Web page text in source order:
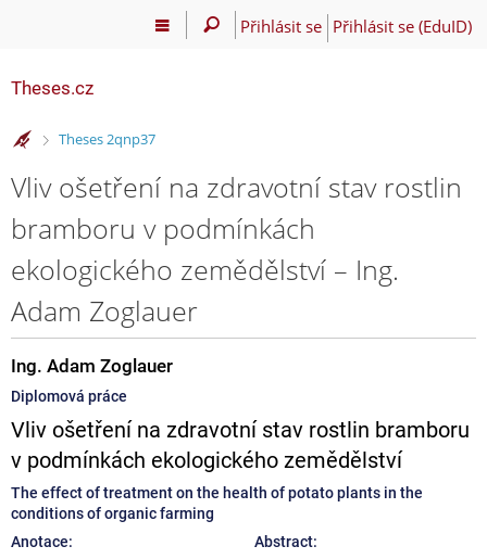
Přihlásit se Přihlásit se (EduID)
Theses.cz
>
Theses 2qnp37
Vliv ošetření na zdravotní stav rostlin
bramboru v podmínkách
ekologického zemědělství – Ing.
Adam Zoglauer
Ing. Adam Zoglauer
Diplomová práce
Vliv ošetření na zdravotní stav rostlin bramboru
v podmínkách ekologického zemědělství
The effect of treatment on the health of potato plants in the
conditions of organic farming
Anotace:
Abstract: